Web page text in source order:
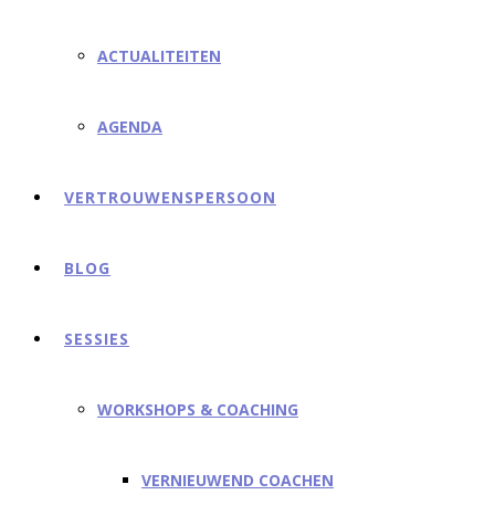
ACTUALITEITEN
AGENDA
VERTROUWENSPERSOON
BLOG
SESSIES
WORKSHOPS & COACHING
VERNIEUWEND COACHEN